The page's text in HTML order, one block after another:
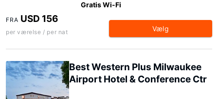
Gratis Wi-Fi
FRA USD 156
per værelse / per nat Vælg
Best Western Plus Milwaukee
Airport Hotel & Conference Ctr